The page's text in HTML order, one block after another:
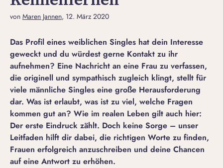
von Maren Jannen, 12. März 2020
Das Profil eines weiblichen Singles hat dein Interesse
geweckt und du würdest gerne Kontakt zu ihr
aufnehmen? Eine Nachricht an eine Frau zu verfassen,
die originell und sympathisch zugleich klingt, stellt für
viele männliche Singles eine große Herausforderung
dar. Was ist erlaubt, was ist zu viel, welche Fragen
kommen gut an? Wie im realen Leben gilt auch hier:
Der erste Eindruck zählt. Doch keine Sorge – unser
Leitfaden hilft dir dabei, die richtigen Worte zu finden,
Frauen erfolgreich anzuschreiben und deine Chancen
auf eine Antwort zu erhöhen.